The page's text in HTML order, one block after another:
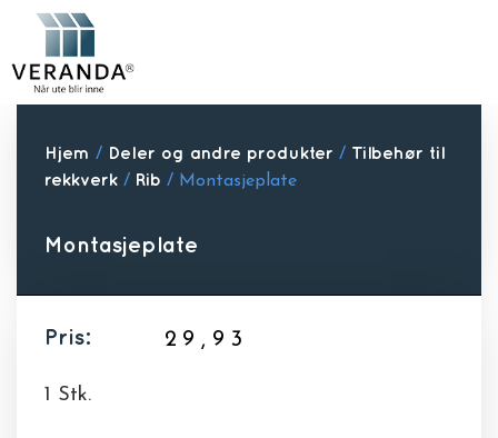
Hjem / Deler og andre produkter / Tilbehør til
rekkverk / Rib / Montasjeplate
Montasjeplate
Pris: 29,93
1 Stk.